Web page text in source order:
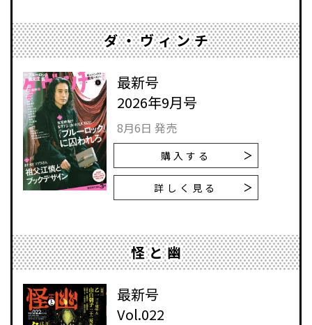
ダ・ヴィンチ
最新号
2026年9月号
8月6日 発売
購入する
詳しく見る
怪と幽
最新号
Vol.022